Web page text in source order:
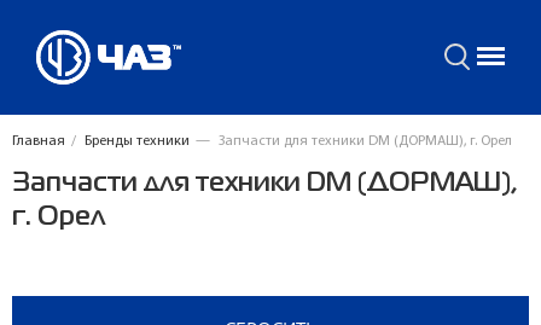
Главная / Бренды техники — Запчасти для техники DM (ДОРМАШ), г. Орел
Запчасти для техники DM (ДОРМАШ),
г. Орел